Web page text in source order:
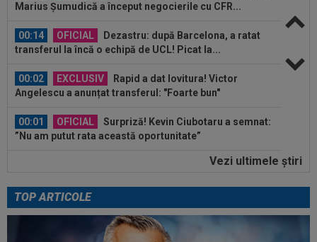
Marius Șumudică a început negocierile cu CFR...
00:14 OFICIAL
Dezastru: după Barcelona, a ratat
transferul la încă o echipă de UCL! Picat la...
00:02 EXCLUSIV
Rapid a dat lovitura! Victor
Angelescu a anunțat transferul: "Foarte bun"
00:01 OFICIAL
Surpriză! Kevin Ciubotaru a semnat:
”Nu am putut rata această oportunitate”
Rușii îl provoacă pe David Popovici înaintea
00:46 VIDEO
Daniel Pancu a ”explodat”, după UTA -
Rapid: ”Mamă, aoleu! Puțin respect nu...
Vezi ultimele ştiri
TOP ARTICOLE